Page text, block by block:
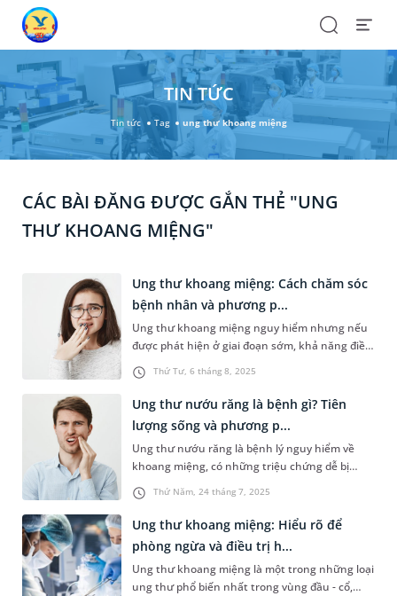
SearchOpen
TIN TỨC
Tin tức Tag ung thư khoang miệng
CÁC BÀI ĐĂNG ĐƯỢC GẮN THẺ "UNG
THƯ KHOANG MIỆNG"
Thứ Tư, 6 tháng 8, 2025
Ung thư khoang miệng: Cách chăm sóc
bệnh nhân và phương p...
Ung thư khoang miệng nguy hiểm nhưng nếu
được phát hiện ở giai đoạn sớm, khả năng điều
trị hiệu quả và kiểm soát bệnh là rất cao. Dưới
đây là những hướng dẫn về cách chăm sóc
người bệnh và một số phương pháp phòng
ngừa hiệu quả loại bệnh ung thư này.
Thứ Năm, 24 tháng 7, 2025
Ung thư nướu răng là bệnh gì? Tiên
lượng sống và phương p...
Ung thư nướu răng là bệnh lý nguy hiểm về
khoang miệng, có những triệu chứng dễ bị
nhầm lẫn với các vấn đề răng miệng thông
thường khác. Nếu không kịp thời phát hiện và
điều trị, tiên lượng sống của người bệnh có
nguy cơ bị giảm.
Ung thư khoang miệng: Hiểu rõ để
phòng ngừa và điều trị h...
Ung thư khoang miệng là một trong những loại
ung thư phổ biến nhất trong vùng đầu - cổ,